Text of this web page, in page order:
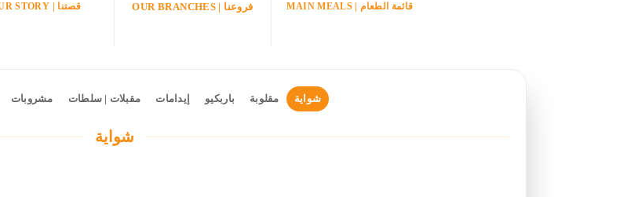
قائمة الطعام | MAIN MEALS فروعنا | OUR BRANCHES قصتنا | OUR STORY
شواية مقلوبة باربكيو إيدامات مقبلات | سلطات مشروبات
شواية